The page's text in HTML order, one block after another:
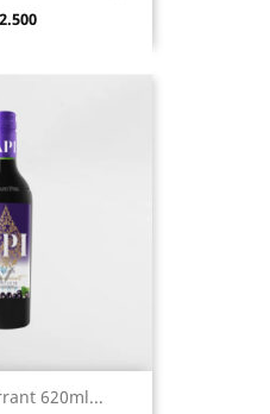
620ml...